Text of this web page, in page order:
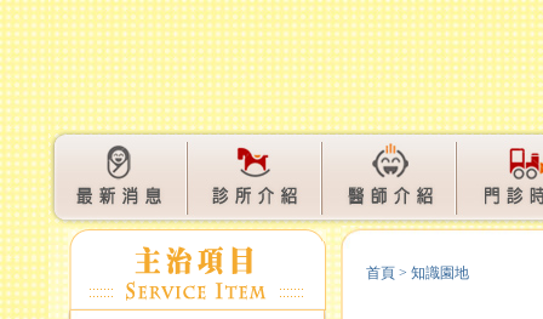
首頁 > 知識園地